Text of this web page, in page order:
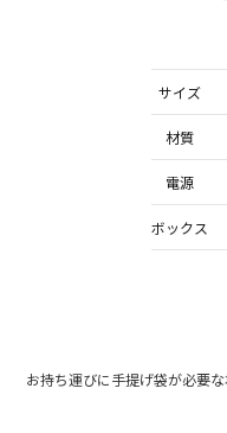
サイズ
材質
電源
ボックス
お持ち運びに手提げ袋が必要な